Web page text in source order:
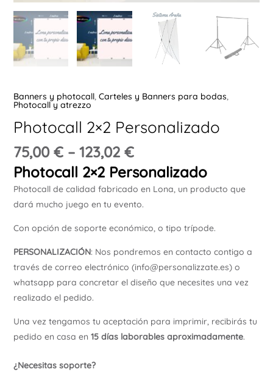
Banners y photocall, Carteles y Banners para bodas,
Photocall y atrezzo
Photocall 2×2 Personalizado
75,00 €– 123,02 €
Photocall 2×2 Personalizado
Photocall de calidad fabricado en Lona, un producto que
dará mucho juego en tu evento.
Con opción de soporte económico, o tipo trípode.
PERSONALIZACIÓN: Nos pondremos en contacto contigo a
través de correo electrónico (info@personalizzate.es) o
whatsapp para concretar el diseño que necesites una vez
realizado el pedido.
Una vez tengamos tu aceptación para imprimir, recibirás tu
pedido en casa en 15 días laborables aproximadamente.
¿Necesitas soporte?